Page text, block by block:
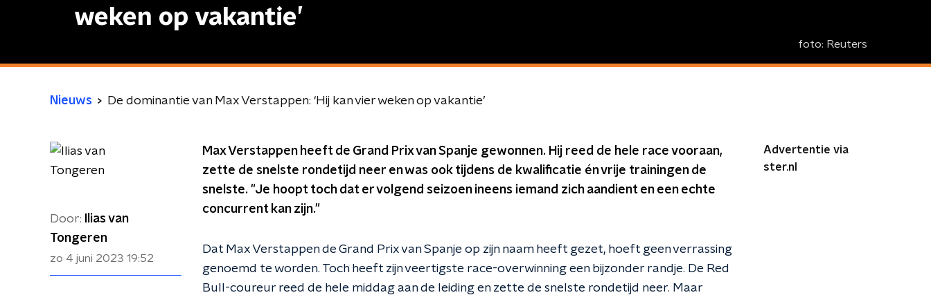
weken op vakantie’
foto: Reuters
Nieuws De dominantie van Max Verstappen: ‘Hij kan vier weken op vakantie’
Door:
Ilias van
Tongeren
zo 4 juni 2023 19:52
Max Verstappen heeft de Grand Prix van Spanje gewonnen. Hij reed de hele race vooraan,
zette de snelste rondetijd neer en was ook tijdens de kwalificatie én vrije trainingen de
snelste. "Je hoopt toch dat er volgend seizoen ineens iemand zich aandient en een echte
concurrent kan zijn."
Dat Max Verstappen de Grand Prix van Spanje op zijn naam heeft gezet, hoeft geen verrassing
genoemd te worden. Toch heeft zijn veertigste race-overwinning een bijzonder randje. De Red
Bull-coureur reed de hele middag aan de leiding en zette de snelste rondetijd neer. Maar
Advertentie via
ster.nl